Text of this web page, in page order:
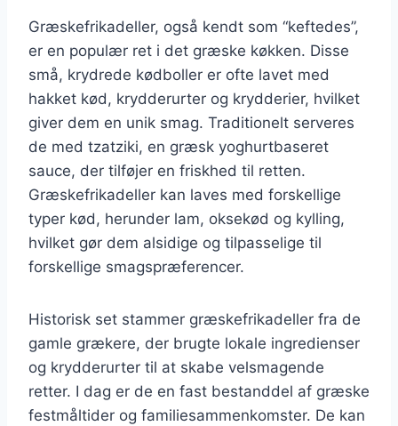
Græskefrikadeller, også kendt som “keftedes”,
er en populær ret i det græske køkken. Disse
små, krydrede kødboller er ofte lavet med
hakket kød, krydderurter og krydderier, hvilket
giver dem en unik smag. Traditionelt serveres
de med tzatziki, en græsk yoghurtbaseret
sauce, der tilføjer en friskhed til retten.
Græskefrikadeller kan laves med forskellige
typer kød, herunder lam, oksekød og kylling,
hvilket gør dem alsidige og tilpasselige til
forskellige smagspræferencer.
Historisk set stammer græskefrikadeller fra de
gamle grækere, der brugte lokale ingredienser
og krydderurter til at skabe velsmagende
retter. I dag er de en fast bestanddel af græske
festmåltider og familiesammenkomster. De kan